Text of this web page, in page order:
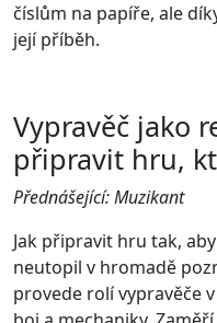
číslům na papíře, ale
její příběh.
Vypravěč jako
připravit hru,
Přednášející: Muzikant
Jak připravit hru tak,
neutopil v hromadě
provede rolí vypravěče